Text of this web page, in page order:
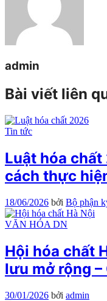
admin
Bài viết liên
Tin tức
Luật hóa
cách thực
18/06/2026 bởi Bộ phận
VĂN HÓA DN
Hội hóa chất
lưu mở rộng
30/01/2026 bởi admin